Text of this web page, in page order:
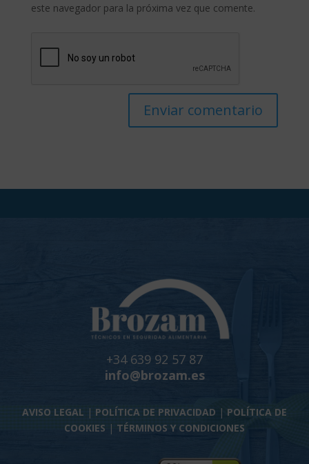
este navegador para la próxima vez que comente.
+34 639 92 57 87
info@brozam.es
AVISO LEGAL | POLÍTICA DE PRIVACIDAD | POLÍTICA DE
COOKIES | TÉRMINOS Y CONDICIONES